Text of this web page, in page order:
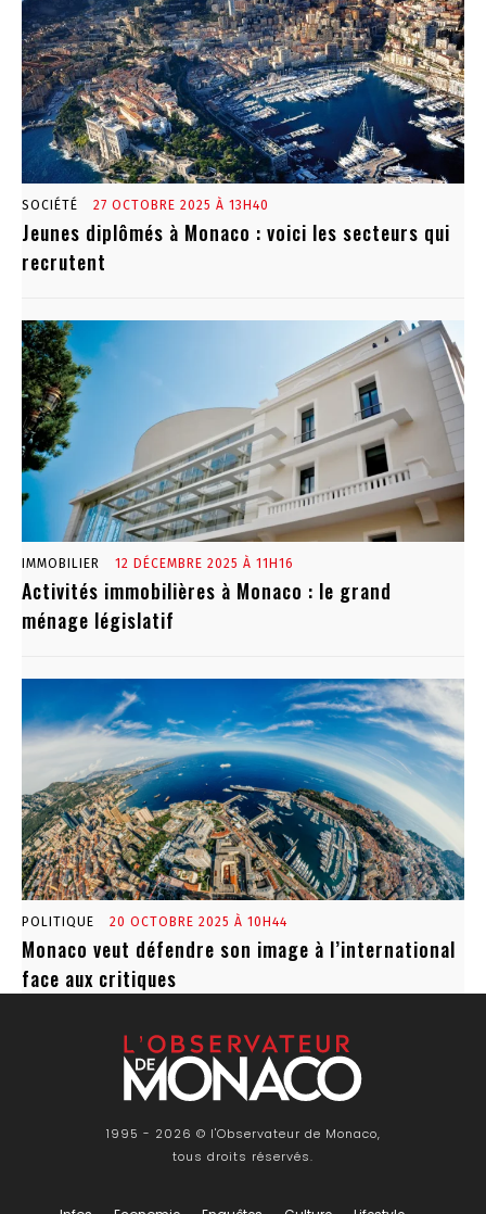
SOCIÉTÉ 27 OCTOBRE 2025 À 13H40
Jeunes diplômés à Monaco : voici les secteurs qui
recrutent
IMMOBILIER 12 DÉCEMBRE 2025 À 11H16
Activités immobilières à Monaco : le grand
ménage législatif
POLITIQUE 20 OCTOBRE 2025 À 10H44
Monaco veut défendre son image à l’international
face aux critiques
1995 - 2026 © l'Observateur de Monaco,
tous droits réservés.